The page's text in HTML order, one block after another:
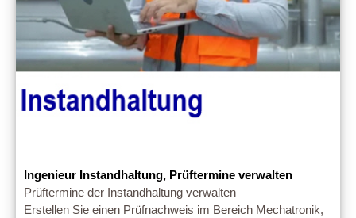
Ingenieur Instandhaltung, Prüftermine verwalten
Prüftermine der Instandhaltung verwalten
Erstellen Sie einen Prüfnachweis im Bereich Mechatronik,